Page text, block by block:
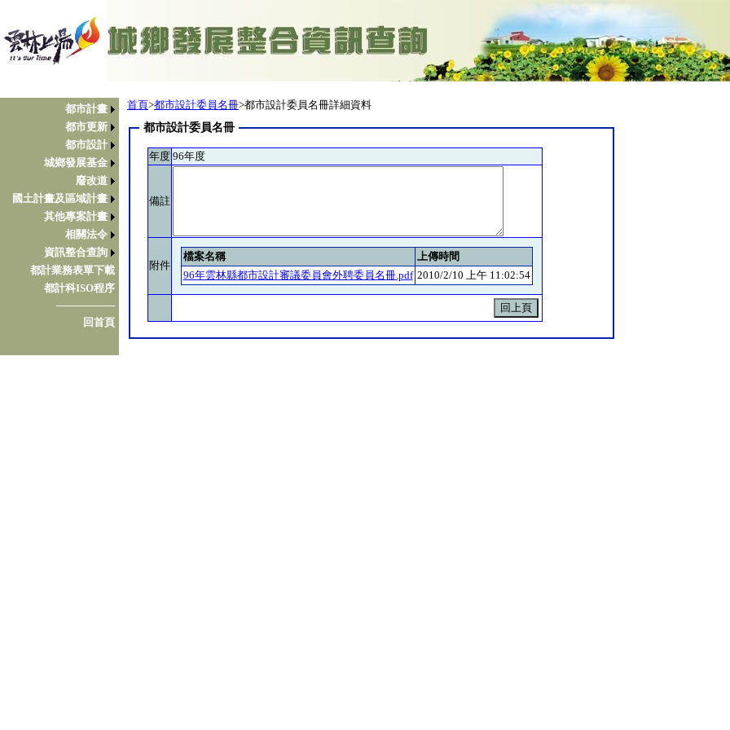
都市計畫
都市更新
都市設計
城鄉發展基金
廢改道
國土計畫及區域計畫
其他專案計畫
相關法令
資訊整合查詢
都計業務表單下載
都計科ISO程序
────────
回首頁
首頁>都市設計委員名冊>都市設計委員名冊詳細資料
都市設計委員名冊
年度 96年度
備註
附件
檔案名稱
上傳時間
96年雲林縣都市設計審議委員會外聘委員名冊.pdf 2010/2/10 上午 11:02:54